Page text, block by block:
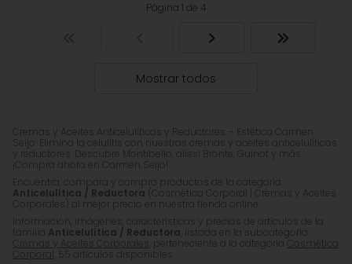
Cremas y Aceites Anticelulíticos y Reductores – Estética Carmen
Seijo. Elimina la celulitis con nuestras cremas y aceites anticelulíticos
y reductores. Descubre Montibello, alissi Brönte, Guinot y más.
¡Compra ahora en Carmen Seijo!.
Encuentra, compara y compra productos de la categoría
Anticelulítica / Reductora (Cosmética Corporal | Cremas y Aceites
Corporales) al mejor precio en nuestra tienda online.
Información, imágenes, características y precios de artículos de la
familia Anticelulítica / Reductora , listada en la subcategoría
Cremas y Aceites Corporales
, perteneciente a la categoría
Cosmética
Corporal . 55 artículos disponibles.
Página 1 de 4
Mostrar todos